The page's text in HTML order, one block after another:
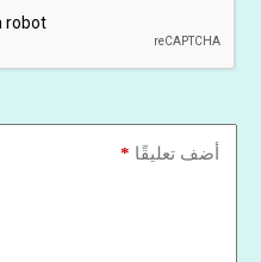
أضف تعليقًا *